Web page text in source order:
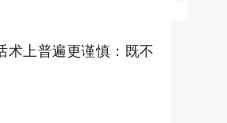
术上普遍更谨慎：既不